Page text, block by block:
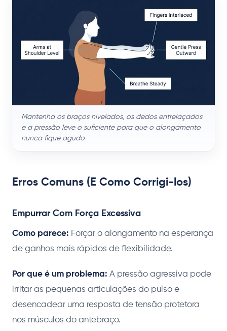
Mantenha os braços nivelados, os dedos entrelaçados
e a pressão leve o suficiente para que o alongamento
nunca fique agudo.
Erros Comuns (E Como Corrigi-los)
Empurrar Com Força Excessiva
Como parece: Forçar o alongamento na esperança
de ganhos mais rápidos de flexibilidade.
Por que é um problema: A pressão agressiva pode
irritar as pequenas articulações do pulso e
desencadear uma resposta de tensão protetora
nos músculos do antebraço.